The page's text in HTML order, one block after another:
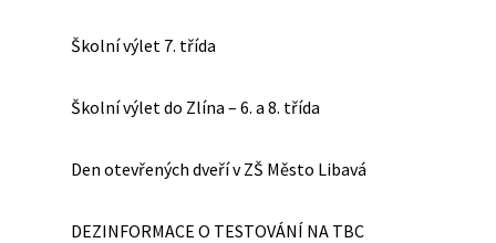
Školní výlet 7. třída
Školní výlet do Zlína – 6. a 8. třída
Den otevřených dveří v ZŠ Město Libavá
DEZINFORMACE O TESTOVÁNÍ NA TBC